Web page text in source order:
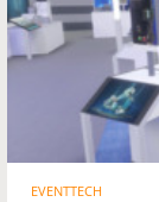
EVENTTECH